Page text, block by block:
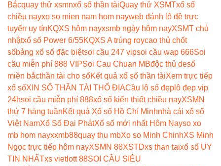
Bắcquay thử xsmnxổ số thần tàiQuay thử XSMTxổ số
chiều nayxo so mien nam hom nayweb đánh lô đề trực
tuyến uy tínKQXS hôm nayxsmb ngày hôm nayXSMT chủ
nhậtxổ số Power 6/55KQXS A trúng roycao thủ chốt
sốbảng xổ số đặc biệtsoi cầu 247 vipsoi cầu wap 666Soi
cầu miễn phí 888 VIPSoi Cau Chuan MBđộc thủ desố
miền bắcthần tài cho sốKết quả xổ số thần tàiXem trực tiếp
xổ sốXIN SỐ THẦN TÀI THỔ ĐỊACầu lô số đẹp lô đẹp vip
24hsoi cầu miễn phí 888xổ số kiến thiết chiều nayXSMN
thứ 7 hàng tuầnKết quả Xổ số Hồ Chí Minhnhà cái xổ số
Việt NamXổ Số Đại PhátXổ số mới nhất Hôm Nayso xo
mb hom nayxxmb88quay thu mbXo so Minh ChinhXS Minh
Ngọc trực tiếp hôm nayXSMN 88XSTDxs than taixổ số UY
TIN NHẤTxs vietlott 88SOI CẦU SIÊU